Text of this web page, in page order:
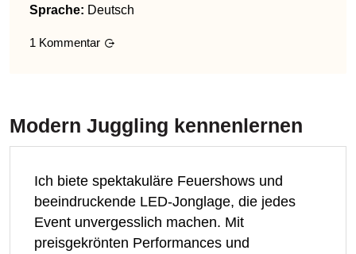
Sprache: Deutsch
1 Kommentar
Modern Juggling kennenlernen
Ich biete spektakuläre Feuershows und
beeindruckende LED-Jonglage, die jedes
Event unvergesslich machen. Mit
preisgekrönten Performances und